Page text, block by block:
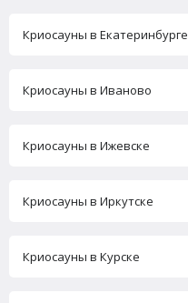
Криосауны в Екатеринбурге
Криосауны в Иваново
Криосауны в Ижевске
Криосауны в Иркутске
Криосауны в Курске